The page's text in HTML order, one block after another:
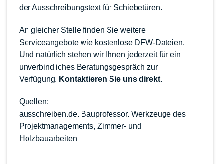
der Ausschreibungstext für Schiebetüren.
An gleicher Stelle finden Sie weitere
Serviceangebote wie kostenlose DFW-Dateien.
Und natürlich stehen wir Ihnen jederzeit für ein
unverbindliches Beratungsgespräch zur
Verfügung. Kontaktieren Sie uns direkt.
Quellen:
ausschreiben.de, Bauprofessor, Werkzeuge des
Projektmanagements, Zimmer- und
Holzbauarbeiten